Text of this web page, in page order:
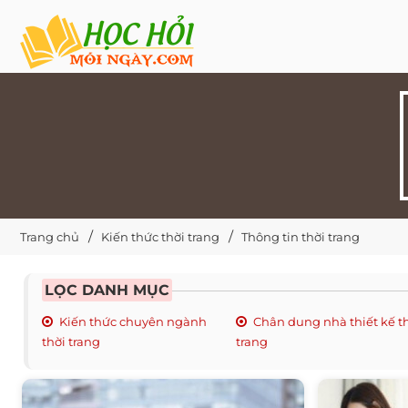
Trang chủ Kiến thức thời trang Thông tin thời trang
LỌC DANH MỤC
Kiến thức chuyên ngành
thời trang
Chân dung nhà thiết kế
trang